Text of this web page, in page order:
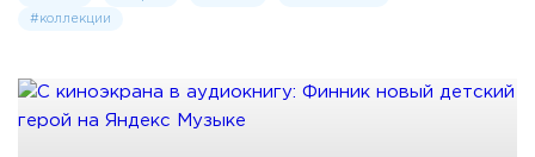
#коллекции